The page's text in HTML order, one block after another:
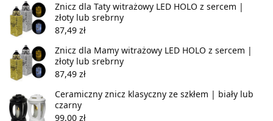
Znicz dla Taty witrażowy LED HOLO z sercem |
złoty lub srebrny
87,49 zł
Znicz dla Mamy witrażowy LED HOLO z sercem |
złoty lub srebrny
87,49 zł
Ceramiczny znicz klasyczny ze szkłem | biały lub
czarny
99,00 zł